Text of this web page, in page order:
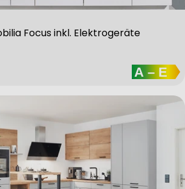
Focus inkl. Elektrogeräte